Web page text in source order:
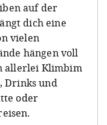
auf der
dich eine
vielen
hängen voll
allerlei Klimbim
Drinks und
oder